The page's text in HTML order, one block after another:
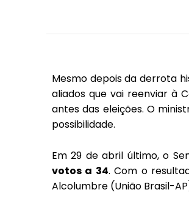
Mesmo depois da derrota
aliados que vai reenviar à
antes das eleições. O
possibilidade.
Em 29 de abril último, o
votos a 34. Com o
Alcolumbre (União Brasil-